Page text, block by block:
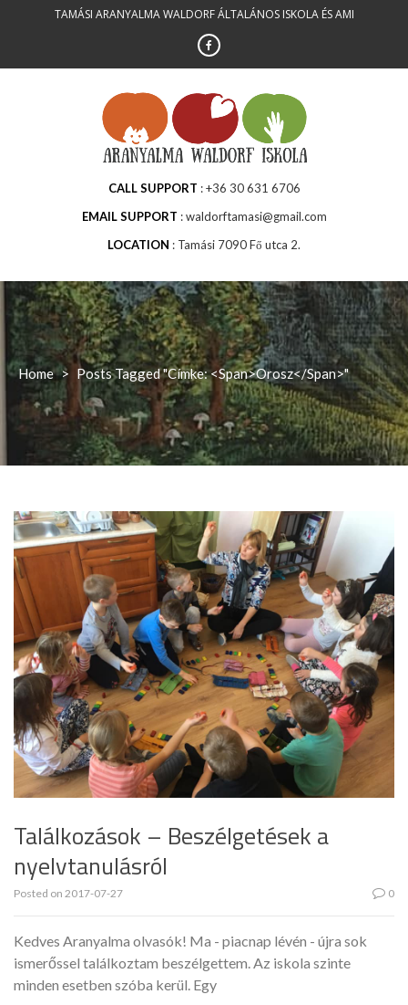
TAMÁSI ARANYALMA WALDORF ÁLTALÁNOS ISKOLA ÉS AMI
CALL SUPPORT
+36 30 631 6706
EMAIL SUPPORT
waldorftamasi@gmail.com
LOCATION
Tamási 7090 Fő utca 2.
Home > Posts Tagged "Címke: <span>orosz</span>"
Találkozások – Beszélgetések a
nyelvtanulásról
Posted on 2017-07-27 0
Kedves Aranyalma olvasók! Ma - piacnap lévén - újra sok
ismerőssel találkoztam beszélgettem. Az iskola szinte
minden esetben szóba kerül. Egy